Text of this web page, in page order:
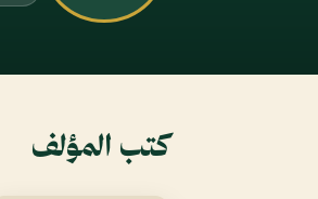
كتب المؤلف